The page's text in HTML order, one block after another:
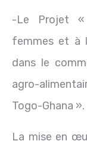
-Le Projet «
femmes et à
dans le
agro-
Togo-Ghana ».
La mise en